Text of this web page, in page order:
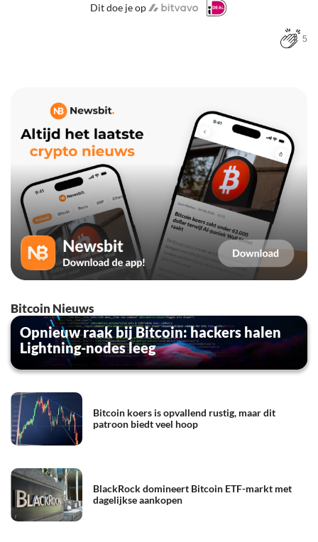
Dit doe je op
5
Bitcoin Nieuws
Opnieuw raak bij Bitcoin: hackers halen
Lightning-nodes leeg
Bitcoin koers is opvallend rustig, maar dit
patroon biedt veel hoop
BlackRock domineert Bitcoin ETF-markt met
dagelijkse aankopen